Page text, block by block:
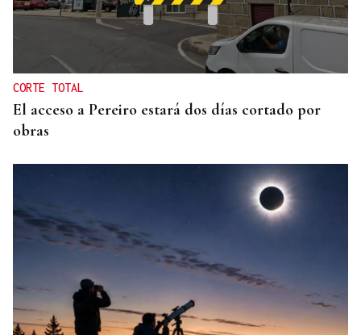
JUICIO EN OURENSE
El ourensano de las 96 condenas suma una más
CORTE TOTAL
El acceso a Pereiro estará dos días cortado por
obras